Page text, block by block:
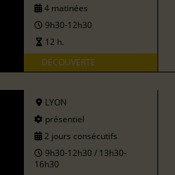
4 matinées
9h30-12h30
12 h.
DÉCOUVERTE
LYON
présentiel
2 jours consécutifs
9h30-12h30 / 13h30-
16h30